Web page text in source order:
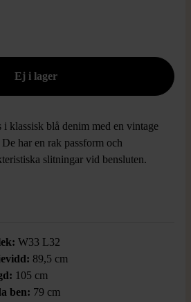
i klassisk blå denim med en vintage
har en rak passform och
slitningar vid bensluten.
W33 L32
89,5 cm
105 cm
ben: 79 cm